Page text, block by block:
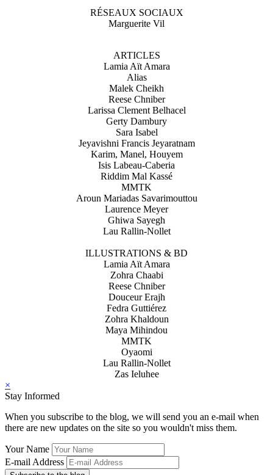
RÉSEAUX SOCIAUX
Marguerite Vil
ARTICLES
Lamia Aït Amara
Alias
Malek Cheikh
Reese Chniber
Larissa Clement Belhacel
Gerty Dambury
Sara Isabel
Jeyavishni Francis Jeyaratnam
Karim, Manel, Houyem
Isis Labeau-Caberia
Riddim Mal Kassé
MMTK
Aroun Mariadas Savarimouttou
Laurence Meyer
Ghiwa Sayegh
Lau Rallin-Nollet
ILLUSTRATIONS & BD
Lamia Aït Amara
Zohra Chaabi
Reese Chniber
Douceur Erajh
Fedra Guttiérez
Zohra Khaldoun
Maya Mihindou
MMTK
Oyaomi
Lau Rallin-Nollet
Zas Ieluhee
×
Stay Informed
When you subscribe to the blog, we will send you an e-mail when
there are new updates on the site so you wouldn't miss them.
Your Name
E-mail Address